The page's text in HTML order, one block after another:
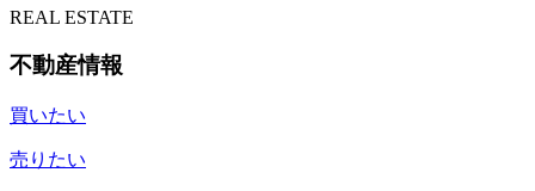
REAL ESTATE
不動産情報
買いたい
売りたい